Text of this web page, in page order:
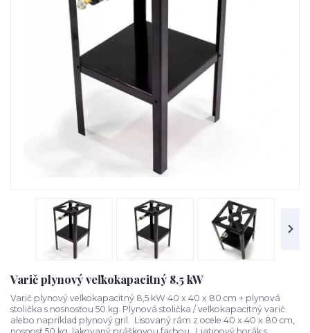
Varič plynový veľkokapacitný 8,5 kW
Varič plynový veľkokapacitný 8,5 kW 40 x 40 x 80 cm + plynová
stolička s nosnosťou 50 kg. Plynová stolička / veľkokapacitný varič
alebo napríklad plynový gril. Lisovaný rám z ocele 40 x 40 x 80 cm,